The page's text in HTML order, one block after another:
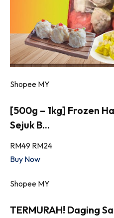
Shopee MY
[500g – 1kg] Frozen
Sejuk B...
RM49 RM24
Buy Now
Shopee MY
TERMURAH! Daging